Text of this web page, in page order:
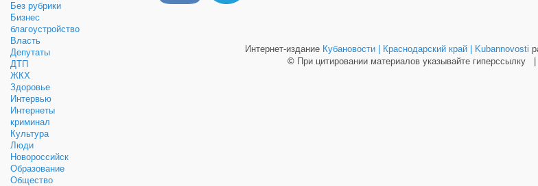
Без рубрики
Бизнес
благоустройство
Власть
Депутаты
ДТП
ЖКХ
Здоровье
Интервью
Интернеты
криминал
Культура
Люди
Новороссийск
Образование
Общество
Интернет-издание Кубановости | Краснодарский край | Kubannovosti
© При цитировании материалов указывайте гиперссылку